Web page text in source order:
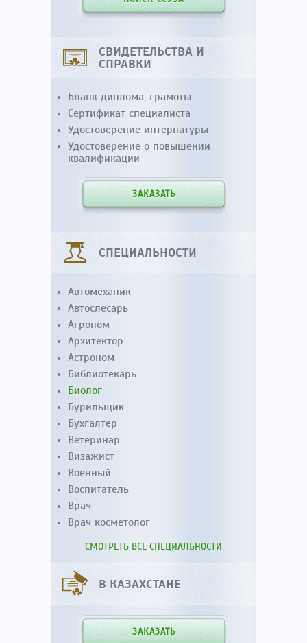
СВИДЕТЕЛЬСТВА И
СПРАВКИ
Бланк диплома, грамоты
Сертификат специалиста
Удостоверение интернатуры
Удостоверение о повышении
квалификации
ЗАКАЗАТЬ
СПЕЦИАЛЬНОСТИ
Автомеханик
Автослесарь
Агроном
Архитектор
Астроном
Библиотекарь
Биолог
Бурильщик
Бухгалтер
Ветеринар
Визажист
Военный
Воспитатель
Врач
Врач косметолог
СМОТРЕТЬ ВСЕ СПЕЦИАЛЬНОСТИ
В КАЗАХСТАНЕ
ЗАКАЗАТЬ